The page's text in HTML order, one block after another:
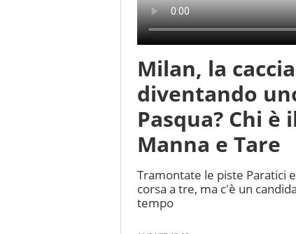
Milan, la
diventando
Pasqua? Chi
Manna e Tare
Tramontate le piste Paratici
corsa a tre, ma c'è un
tempo